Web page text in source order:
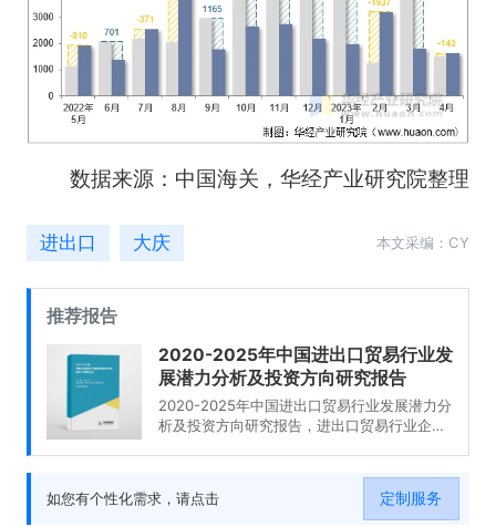
数据来源：中国海关，华经产业研究院整理
进出口 大庆 本文采编：CY
推荐报告
2020-2025年中国进出口贸易行业发
展潜力分析及投资方向研究报告
2020-2025年中国进出口贸易行业发展潜力分
析及投资方向研究报告，进出口贸易行业企业
国进出口贸易行业发展战略及规划建议。
如您有个性化需求，请点击 定制服务